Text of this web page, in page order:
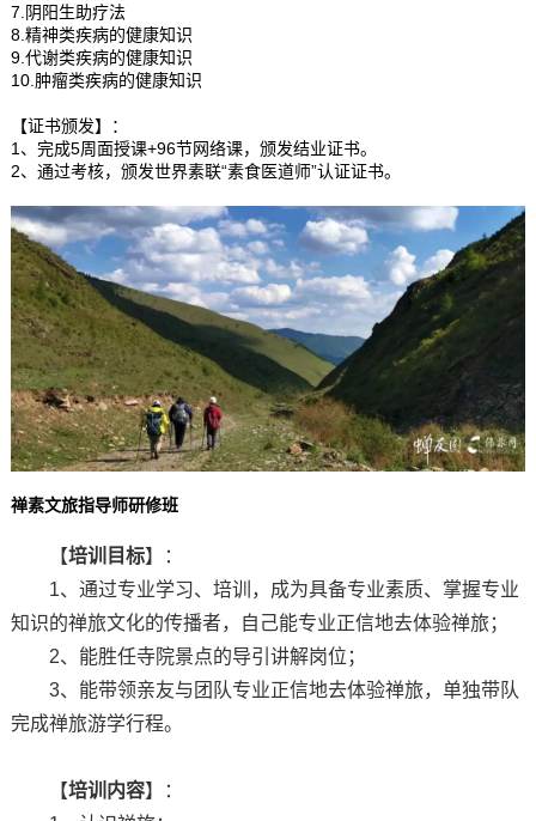
7.阴阳生助疗法
8.精神类疾病的健康知识
9.代谢类疾病的健康知识
10.肿瘤类疾病的健康知识
【证书颁发】：
1、完成5周面授课+96节网络课，颁发结业证书。
2、通过考核，颁发世界素联“素食医道师”认证证书。
禅素文旅指导师研修班
【培训目标】：
1、通过专业学习、培训，成为具备专业素质、掌握专业
知识的禅旅文化的传播者，自己能专业正信地去体验禅旅；
2、能胜任寺院景点的导引讲解岗位；
3、能带领亲友与团队专业正信地去体验禅旅，单独带队
完成禅旅游学行程。
【培训内容】：